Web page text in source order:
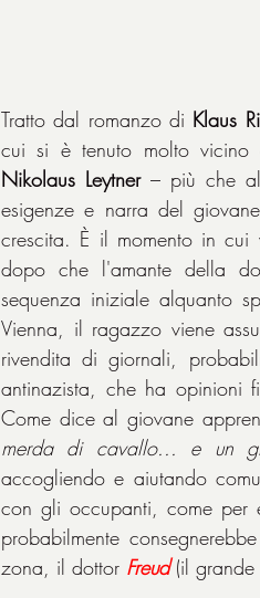
Tratto dal romanzo di Klaus
Nikolaus Leytner – più che
esigenze e narra del
crescita. È il momento in cui
dopo che l'amante della
sequenza iniziale alquanto
Vienna, il ragazzo viene
rivendita di giornali,
antinazista, che ha opinioni
Come dice al giovane
merda di cavallo... e un
accogliendo e aiutando
con gli occupanti, come per
probabilmente
zona, il dottor Freud (il grande